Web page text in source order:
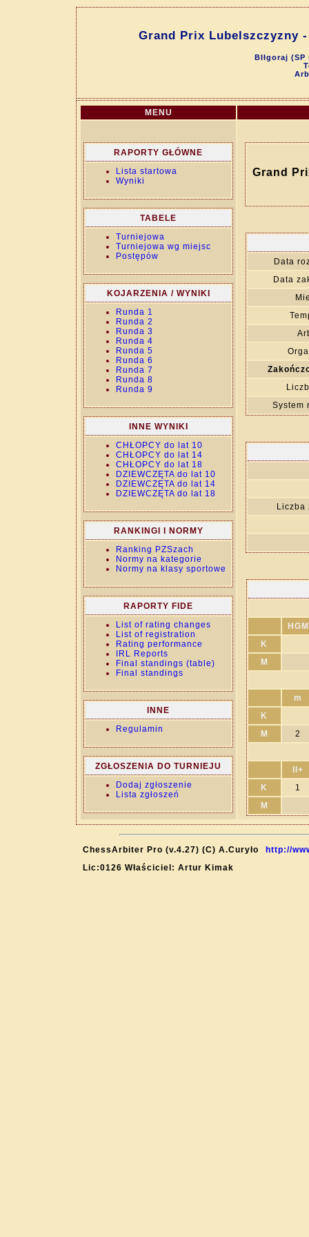
Grand Prix Lubelszczyzny
BIłgoraj (SP
MENU
RAPORTY GŁÓWNE
Lista startowa
Wyniki
TABELE
Turniejowa
Turniejowa wg miejsc
Postępów
KOJARZENIA / WYNIKI
Runda 1
Runda 2
Runda 3
Runda 4
Runda 5
Runda 6
Runda 7
Runda 8
Runda 9
INNE WYNIKI
CHŁOPCY do lat 10
CHŁOPCY do lat 14
CHŁOPCY do lat 18
DZIEWCZĘTA do lat 10
DZIEWCZĘTA do lat 14
DZIEWCZĘTA do lat 18
RANKINGI I NORMY
Ranking PZSzach
Normy na kategorie
Normy na klasy sportowe
RAPORTY FIDE
List of rating changes
List of registration
Rating performance
IRL Reports
Final standings (table)
Final standings
INNE
Regulamin
ZGŁOSZENIA DO TURNIEJU
Dodaj zgłoszenie
Lista zgłoszeń
Grand
Data
Data
System
Liczba
HGM
K
M
m
K
M
2
II+
K
1
M
ChessArbiter Pro (v.4.27) (C) A.Curyło
http://
Lic:0126 Właściciel: Artur Kimak